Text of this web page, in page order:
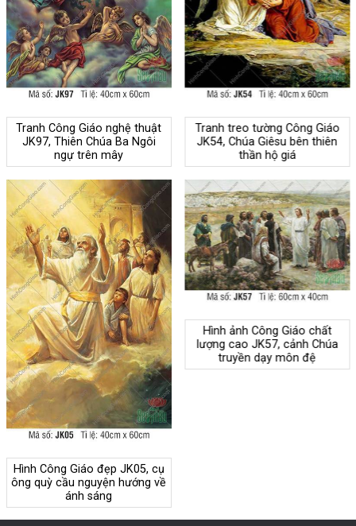
Tranh Công Giáo nghệ thuật
JK97, Thiên Chúa Ba Ngôi
ngự trên mây
Tranh treo tường Công Giáo
JK54, Chúa Giêsu bên thiên
thần hộ giá
Hình Công Giáo đẹp JK05, cụ
ông quỳ cầu nguyện hướng về
ánh sáng
Hình ảnh Công Giáo chất
lượng cao JK57, cảnh Chúa
truyền dạy môn đệ